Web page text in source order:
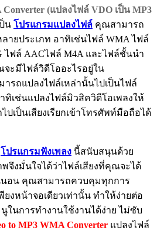
Converter (แปลงไฟล์ VDO เป็น MP3
น โปรแกรมแปลงไฟล์ คุณสามารถ
ายประเภท อาทิเช่นไฟล์ WMA ไฟล์
ไฟล์ AACไฟล์ M4A และไฟล์ชั้นนำ
ะมีไฟล์วิดีโออะไรอยู่ใน
รถแปลงไฟล์เหล่านั้นไปเป็นไฟล์
ทิเช่นแปลงไฟล์มิวสิควิดีโอเพลงให้
ปเป็นเสียงเรียกเข้าโทรศัพท์มือถือได้
โปรแกรมฟังเพลง นี้สนับสนุนด้วย
จึงมั่นใจได้ว่าไฟล์เสียงที่คุณจะได้
อน คุณสามารถควบคุมทุกการ
งหน้าจอเดียวเท่านั้น ทำให้ง่ายต่อ
นูในการทำงานใช้งานได้ง่าย ไม่ซับ
to MP3 WMA Converter แปลงไฟล์